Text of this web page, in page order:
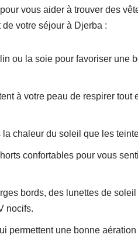
vous aider à trouver des
votre séjour à Djerba :
ou la soie pour favoriser une
à votre peau de respirer tout
chaleur du soleil que les
confortables pour vous
bords, des lunettes de
nocifs.
permettent une bonne